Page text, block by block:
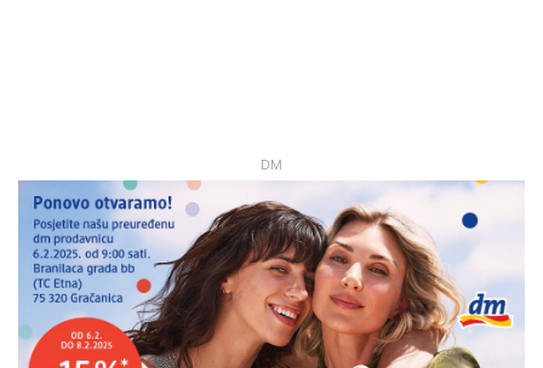
DM